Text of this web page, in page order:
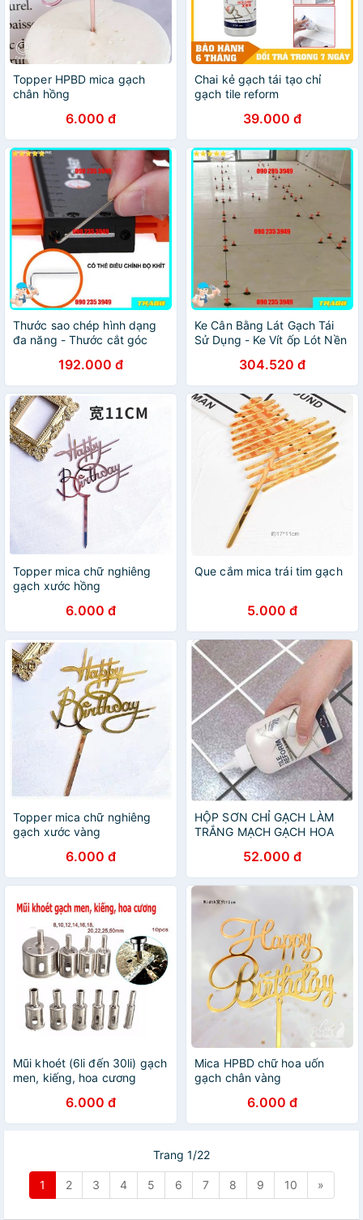
Topper HPBD mica gạch
chân hồng
6.000 đ
Chai kẻ gạch tái tạo chỉ
gạch tile reform
39.000 đ
Thước sao chép hình dạng
đa năng - Thước cắt góc
xây dựng QE078
192.000 đ
Ke Cân Bằng Lát Gạch Tái
Sử Dụng - Ke Vít ốp Lót Nền
304.520 đ
Topper mica chữ nghiêng
gạch xước hồng
6.000 đ
Que cắm mica trái tim gạch
5.000 đ
Topper mica chữ nghiêng
gạch xước vàng
6.000 đ
HỘP SƠN CHỈ GẠCH LÀM
TRẮNG MẠCH GẠCH HOA
52.000 đ
Mũi khoét (6li đến 30li) gạch
men, kiếng, hoa cương
6.000 đ
Mica HPBD chữ hoa uốn
gạch chân vàng
6.000 đ
Trang 1/22
1 2 3 4 5 6 7 8 9 10 »